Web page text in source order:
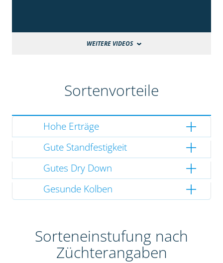
WEITERE VIDEOS
Sortenvorteile
Hohe Erträge
Gute Standfestigkeit
Gutes Dry Down
Gesunde Kolben
Sorteneinstufung nach
Züchterangaben